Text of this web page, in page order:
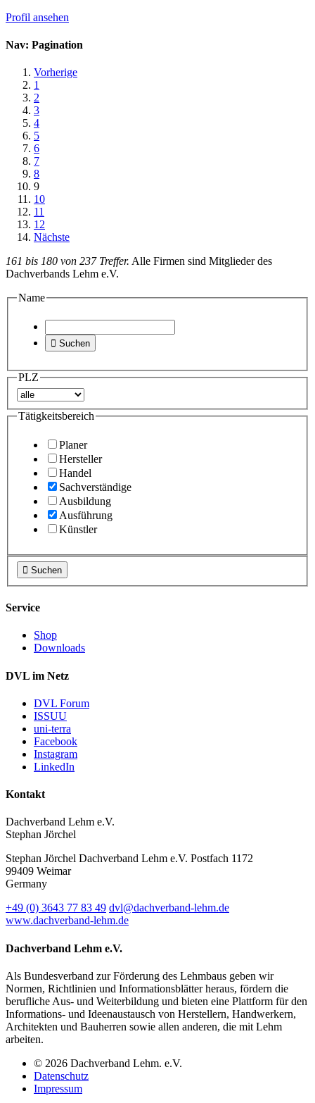
Profil ansehen
Nav: Pagination
Vorherige
1
2
3
4
5
6
7
8
9
10
11
12
Nächste
161 bis 180 von 237 Treffer. Alle Firmen sind Mitglieder des
Dachverbands Lehm e.V.
Name
 Suchen
PLZ
Tätigkeitsbereich
Planer
Hersteller
Handel
Sachverständige
Ausbildung
Ausführung
Künstler
 Suchen
Service
Shop
Downloads
DVL im Netz
DVL Forum
ISSUU
uni-terra
Facebook
Instagram
LinkedIn
Kontakt
Dachverband Lehm e.V.
Stephan Jörchel
Stephan Jörchel Dachverband Lehm e.V. Postfach 1172
99409 Weimar
Germany
+49 (0) 3643 77 83 49 dvl@dachverband-lehm.de
www.dachverband-lehm.de
Dachverband Lehm e.V.
Als Bundesverband zur Förderung des Lehmbaus geben wir
Normen, Richtlinien und Informationsblätter heraus, fördern die
berufliche Aus- und Weiterbildung und bieten eine Plattform für den
Informations- und Ideenaustausch von Herstellern, Handwerkern,
Architekten und Bauherren sowie allen anderen, die mit Lehm
arbeiten.
© 2026 Dachverband Lehm. e.V.
Datenschutz
Impressum